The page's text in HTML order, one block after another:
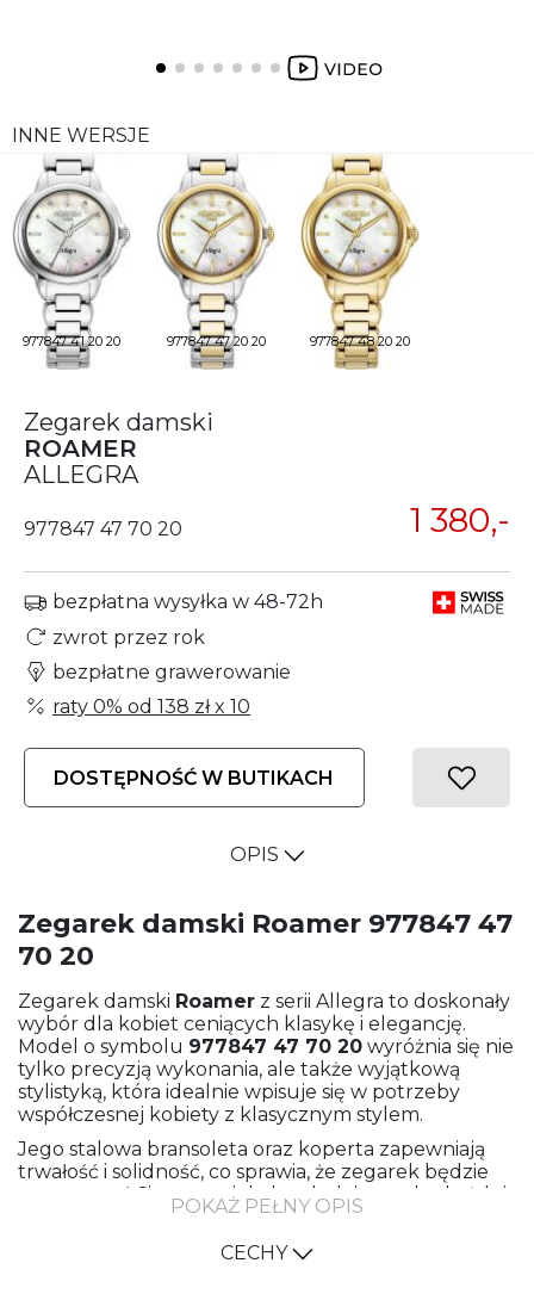
INNE WERSJE
977847 41 20 20 977847 47 20 20 977847 48 20 20
Zegarek damski
ROAMER
ALLEGRA
977847 47 70 20 1 380,-
bezpłatna wysyłka w 48-72h
zwrot przez rok
bezpłatne grawerowanie
raty 0% od 138 złx 10
DOSTĘPNOŚĆ W BUTIKACH
OPIS
Zegarek damski Roamer 977847 47
70 20
Zegarek damski Roamer z serii Allegra to doskonały
wybór dla kobiet ceniących klasykę i elegancję.
Model o symbolu 977847 47 70 20 wyróżnia się nie
tylko precyzją wykonania, ale także wyjątkową
stylistyką, która idealnie wpisuje się w potrzeby
współczesnej kobiety z klasycznym stylem.
Jego stalowa bransoleta oraz koperta zapewniają
trwałość i solidność, co sprawia, że zegarek będzie
towarzyszył Ci przez wiele lat, dodając szyku każdej
stylizacji. Kolor złoty lub srebrny bransolety oraz
koperty nadają mu subtelności i delikatności,
podkreślając jednocześnie prestiż noszącej go
POKAŻ PEŁNY OPIS
CECHY